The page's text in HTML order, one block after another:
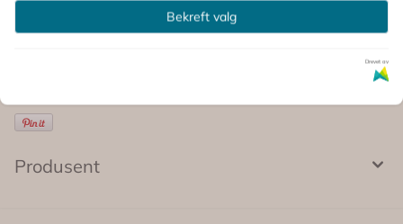
Kommentarer
Produsent
Bekreft valg
Drevet av